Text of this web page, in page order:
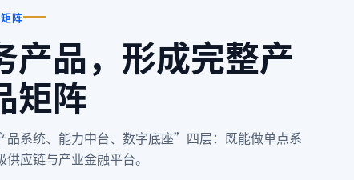
阵
产品，形成完整产
矩阵
系统、能力中台、数字底座”四层：既能做单点系
应链与产业金融平台。